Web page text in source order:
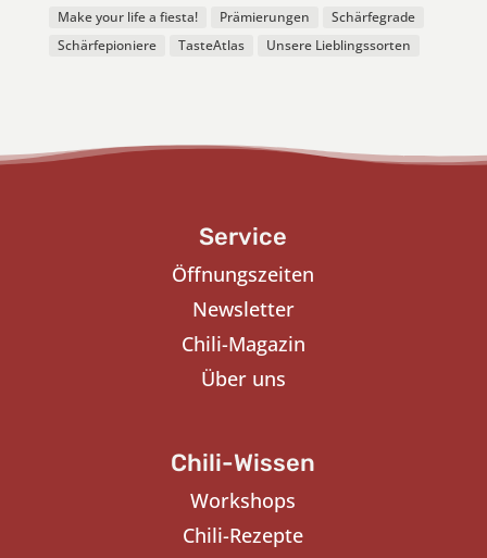
Make your life a fiesta!
Prämierungen
Schärfegrade
Schärfepioniere
TasteAtlas Unsere Lieblingssorten
Service
Öffnungszeiten
Newsletter
Chili-Magazin
Über uns
Chili-Wissen
Workshops
Chili-Rezepte